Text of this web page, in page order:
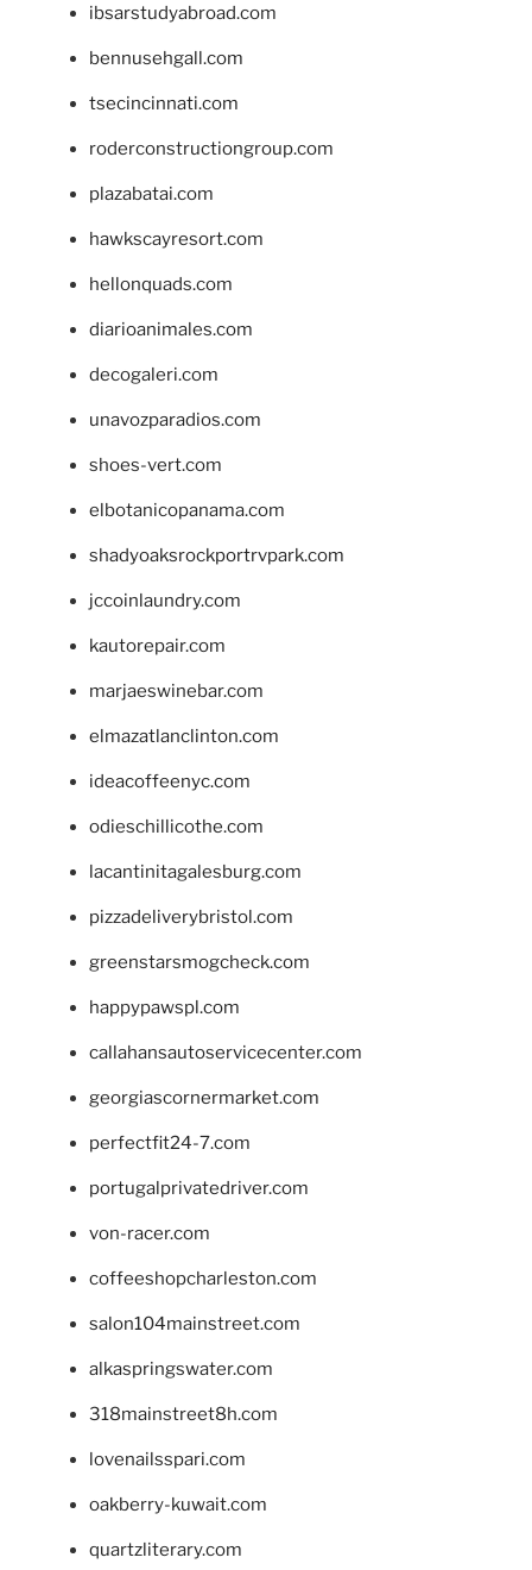
ibsarstudyabroad.com
bennusehgall.com
tsecincinnati.com
roderconstructiongroup.com
plazabatai.com
hawkscayresort.com
hellonquads.com
diarioanimales.com
decogaleri.com
unavozparadios.com
shoes-vert.com
elbotanicopanama.com
shadyoaksrockportrvpark.com
jccoinlaundry.com
kautorepair.com
marjaeswinebar.com
elmazatlanclinton.com
ideacoffeenyc.com
odieschillicothe.com
lacantinitagalesburg.com
pizzadeliverybristol.com
greenstarsmogcheck.com
happypawspl.com
callahansautoservicecenter.com
georgiascornermarket.com
perfectfit24-7.com
portugalprivatedriver.com
von-racer.com
coffeeshopcharleston.com
salon104mainstreet.com
alkaspringswater.com
318mainstreet8h.com
lovenailsspari.com
oakberry-kuwait.com
quartzliterary.com